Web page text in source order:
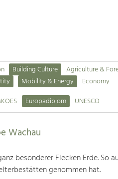
Building Culture Agriculture &
Mobility & Energy
Economy
Europadiplom UNESCO
Wachau
besonderer Flecken Erde. So
genommen hat.